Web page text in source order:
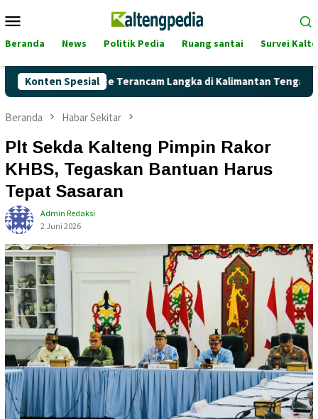
ke
Mobile
Beranda News Politik Pedia Ruang santai Survei
Konten Spesial
Pertalite Terancam Langka di Kalimantan Tengah?
Beranda Habar Sekitar
Plt Sekda Kalteng Pimpin Rakor
KHBS, Tegaskan Bantuan Harus
Tepat Sasaran
Admin Redaksi
2 Juni 2026